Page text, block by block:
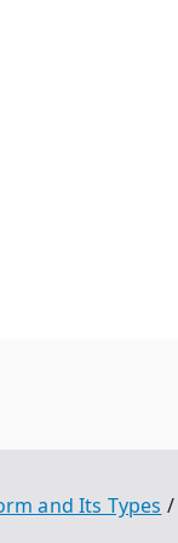
and Its Types